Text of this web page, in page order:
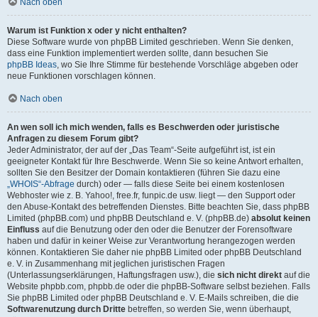
Nach oben
Warum ist Funktion x oder y nicht enthalten?
Diese Software wurde von phpBB Limited geschrieben. Wenn Sie denken,
dass eine Funktion implementiert werden sollte, dann besuchen Sie
phpBB Ideas, wo Sie Ihre Stimme für bestehende Vorschläge abgeben oder
neue Funktionen vorschlagen können.
Nach oben
An wen soll ich mich wenden, falls es Beschwerden oder juristische
Anfragen zu diesem Forum gibt?
Jeder Administrator, der auf der „Das Team“-Seite aufgeführt ist, ist ein
geeigneter Kontakt für Ihre Beschwerde. Wenn Sie so keine Antwort erhalten,
sollten Sie den Besitzer der Domain kontaktieren (führen Sie dazu eine
„WHOIS“-Abfrage durch) oder — falls diese Seite bei einem kostenlosen
Webhoster wie z. B. Yahoo!, free.fr, funpic.de usw. liegt — den Support oder
den Abuse-Kontakt des betreffenden Dienstes. Bitte beachten Sie, dass phpBB
Limited (phpBB.com) und phpBB Deutschland e. V. (phpBB.de) absolut keinen
Einfluss auf die Benutzung oder den oder die Benutzer der Forensoftware
haben und dafür in keiner Weise zur Verantwortung herangezogen werden
können. Kontaktieren Sie daher nie phpBB Limited oder phpBB Deutschland
e. V. in Zusammenhang mit jeglichen juristischen Fragen
(Unterlassungserklärungen, Haftungsfragen usw.), die sich nicht direkt auf die
Website phpbb.com, phpbb.de oder die phpBB-Software selbst beziehen. Falls
Sie phpBB Limited oder phpBB Deutschland e. V. E-Mails schreiben, die die
Softwarenutzung durch Dritte betreffen, so werden Sie, wenn überhaupt,